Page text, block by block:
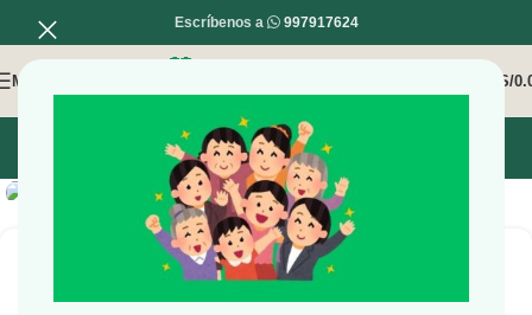
Escríbenos a 997917624
MENÚ S/
INICIO MI COMPRA MI CUENTA
Haga Click para agrandar